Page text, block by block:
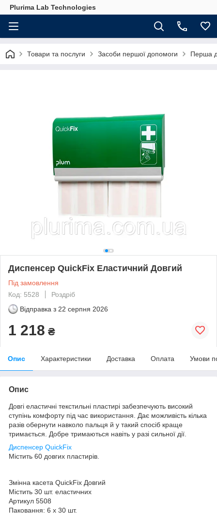
Plurima Lab Technologies
Товари та послуги Засоби першої допомоги Перша
Диспенсер QuickFix Еластичний Довгий
Під замовлення
Код: 5528
Роздріб
Відправка з 22 серпня 2026
1 218 ₴
Опис Характеристики Доставка Оплата Умови
Опис
Довгі еластичні текстильні пластирі забезпечують високий
ступінь комфорту під час використання. Дає можливість кілька
разів обернути навколо пальця й у такий спосіб краще
тримається. Добре тримаються навіть у разі сильної дії.
Диспенсер QuickFix
Містить 60 довгих пластирів.
Змінна касета QuickFix Довгий
Містить 30 шт. еластичних
Артикул 5508
Паковання: 6 x 30 шт.